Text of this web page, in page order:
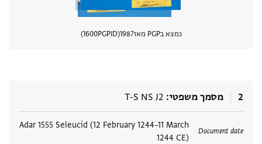
נמצא בPGP מאז 1987
PGPID
1600
2 מסמך משפטי T-S NS J2
Document date
Adar 1555 Seleucid (12 February 1244–11 March
1244 CE)